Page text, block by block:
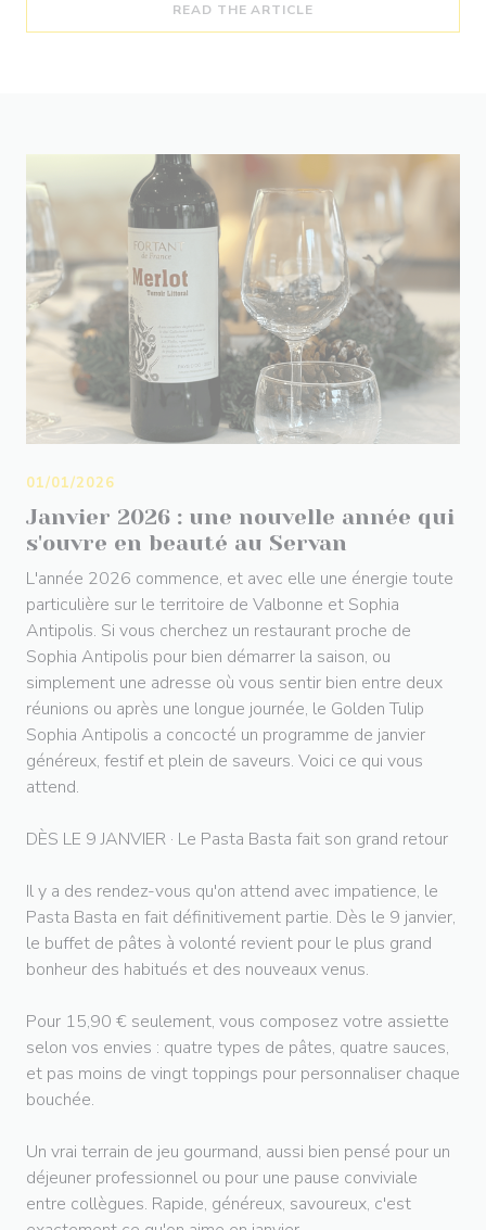
READ THE ARTICLE
Janvier 2026 : une nouvelle année qui
s'ouvre en beauté au Servan
01/01/2026
L'année 2026 commence, et avec elle une énergie toute
particulière sur le territoire de Valbonne et Sophia
Antipolis. Si vous cherchez un restaurant proche de
Sophia Antipolis pour bien démarrer la saison, ou
simplement une adresse où vous sentir bien entre deux
réunions ou après une longue journée, le Golden Tulip
Sophia Antipolis a concocté un programme de janvier
généreux, festif et plein de saveurs. Voici ce qui vous
attend.
DÈS LE 9 JANVIER · Le Pasta Basta fait son grand retour
Il y a des rendez-vous qu'on attend avec impatience, le
Pasta Basta en fait définitivement partie. Dès le 9 janvier,
le buffet de pâtes à volonté revient pour le plus grand
bonheur des habitués et des nouveaux venus.
Pour 15,90 € seulement, vous composez votre assiette
selon vos envies : quatre types de pâtes, quatre sauces,
et pas moins de vingt toppings pour personnaliser chaque
bouchée.
Un vrai terrain de jeu gourmand, aussi bien pensé pour un
déjeuner professionnel ou pour une pause conviviale
entre collègues. Rapide, généreux, savoureux, c'est